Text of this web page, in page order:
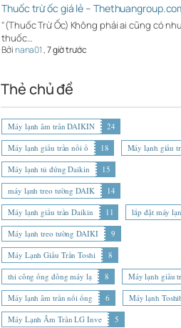
Thuốc trừ ốc giá lẻ –
"(Thuốc Trừ Ốc) Không phải ai cũng có
thuốc…
Bởinana01,7 giờ trước
Thẻ chủ đề
Máy lạnh âm trần DAIKIN
24
Máy lạnh giấu trần nối ố
18 Máy lạnh giấu
Máy lạnh tủ đứng Daikin
15
máy lạnh treo tường DAIK
14
Máy lạnh giấu trần Daikin
11 lắp đặt máy
Máy lạnh treo tường DAIKI
9
Máy Lạnh Giấu Trần Toshi
8
thi công ống đồng máy lạ
8 Máy lạnh giấu
Máy lạnh âm trần nối ống
6 Máy lạnh
Máy Lạnh Âm Trần LG Inve
5